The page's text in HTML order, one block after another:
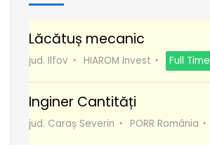
Lăcătuș mecanic
jud. Ilfov HIAROM Invest Full Time
Inginer Cantități
jud. Caraș Severin PORR România